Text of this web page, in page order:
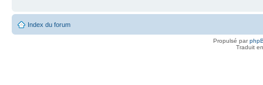
Index du forum
Propulsé par
Traduit